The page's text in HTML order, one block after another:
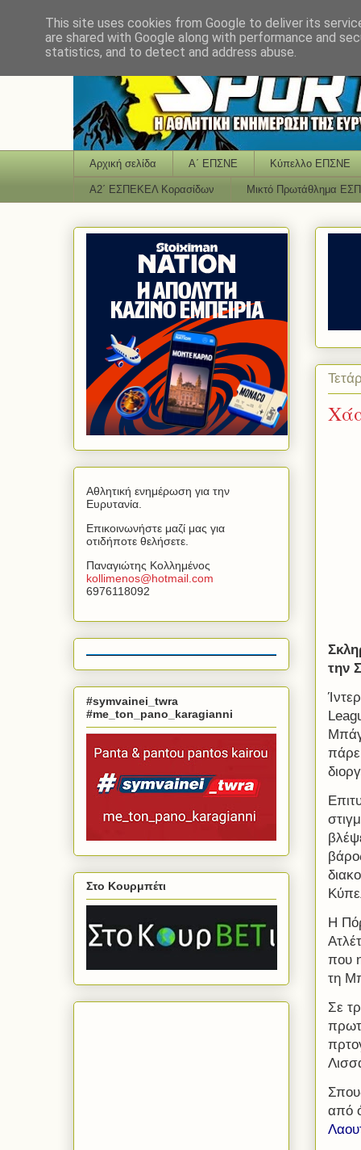
Αρχική σελίδα Α΄ ΕΠΣΝΕ Κύπελλο ΕΠΣΝΕ
Α2΄ ΕΣΠΕΚΕΛ Κορασίδων Μικτό Πρωτάθλημα
την
Η
που
τη
Σε
από
Αθλητική ενημέρωση για την
Ευρυτανία.
Επικοινωνήστε μαζί μας για
οτιδήποτε θελήσετε.
Παναγιώτης Κολλημένος
kollimenos@hotmail com
6976118092
#symvainei_twra
#me_ton_pano_karagianni
Στο Κουρμπέτι
This site uses cookies from Google to deliver its
are shared with Google along with performance and
statistics, and to detect and address abuse.